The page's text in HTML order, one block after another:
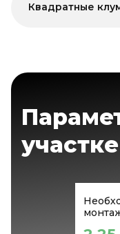
Квадратные
участке